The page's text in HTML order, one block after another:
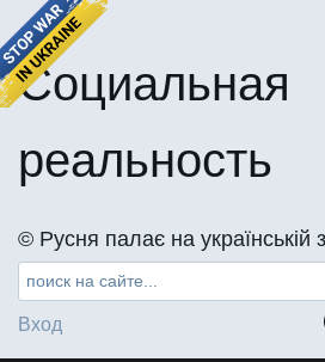
Социальная
реальность
©️ Русня палає на українській
Вход